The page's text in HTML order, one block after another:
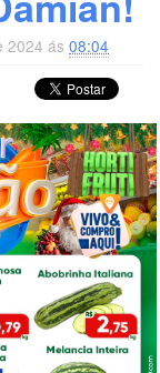
2024 ás 08:04